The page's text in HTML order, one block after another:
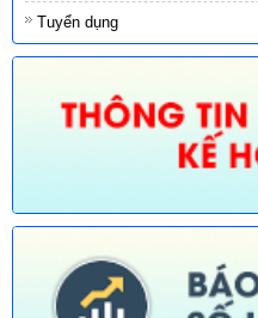
Tuyển dụng